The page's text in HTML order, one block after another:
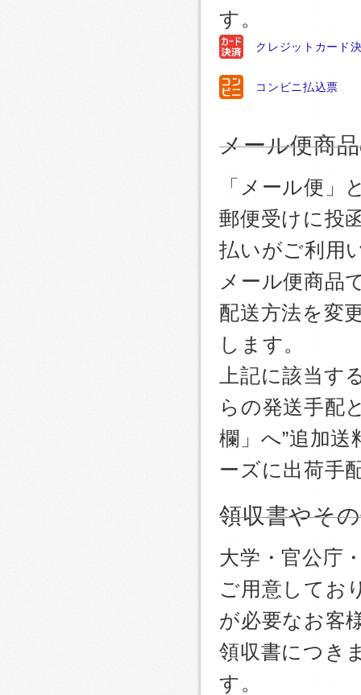
す。
クレジットカード
コンビニ払込票
メール便商
「メール便」
郵便受けに投
払いがご利用
メール便商品
配送方法を変
します。
上記に該当
らの発送手配
欄」へ”追加
ーズに出荷手
領収書やそ
大学・官公庁
ご用意してお
が必要なお客
領収書につき
す。